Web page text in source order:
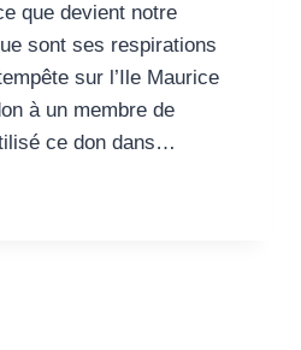
que devient notre
sont ses respirations
sur l’Ile Maurice
à un membre de
ce don dans…